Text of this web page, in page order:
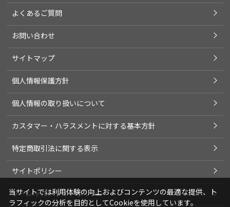
よくあるご質問
お問い合わせ
サイトマップ
個人情報保護方針
個人情報の取り扱いについて
カスタマー・ハラスメントに対する基本方針
特定商取引法に関する表示
サイトポリシー
ソーシャルメディアポリシー
当サイトでは利用体験の向上およびコンテンツの最適な提供、ト
ラフィックの分析を目的としてCookieを使用しています。